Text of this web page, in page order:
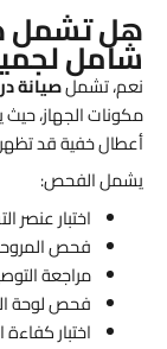
هل تشمل
شامل
نعم، تشملصيانة
مكونات الجهاز، حيث
أعطال خفية قد تظهر
يشمل الفحص:
اختبار عنصر
فحص المروحة
مراجعة
فحص لوحة
اختبار كفاءة